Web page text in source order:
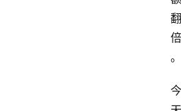
翻
倍
。
今